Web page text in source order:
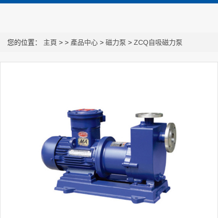
您的位置： 主頁 > > 產品中心 > 磁力泵 > ZCQ自吸磁力泵